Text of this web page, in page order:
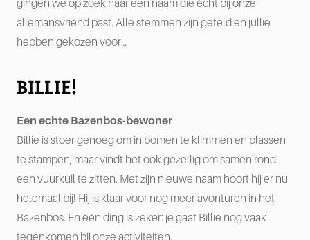
gingen we op zoek naar een naam die écht bij onze
allemansvriend past. Alle stemmen zijn geteld en jullie
hebben gekozen voor…
BILLIE!
Een echte Bazenbos-bewoner
Billie is stoer genoeg om in bomen te klimmen en plassen
te stampen, maar vindt het ook gezellig om samen rond
een vuurkuil te zitten. Met zijn nieuwe naam hoort hij er nu
helemaal bij! Hij is klaar voor nog meer avonturen in het
Bazenbos. En één ding is zeker: je gaat Billie nog vaak
tegenkomen bij onze activiteiten.